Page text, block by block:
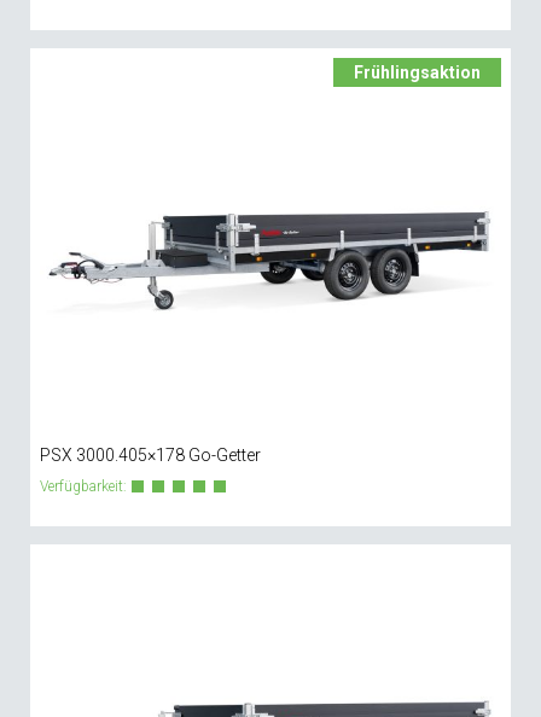
Frühlingsaktion
PSX 3000.405×178 Go-Getter
Verfügbarkeit: